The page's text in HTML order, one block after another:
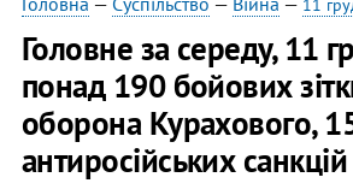
11
Головне за середу, 11
понад 190 бойових
оборона Курахового,
антиросійських